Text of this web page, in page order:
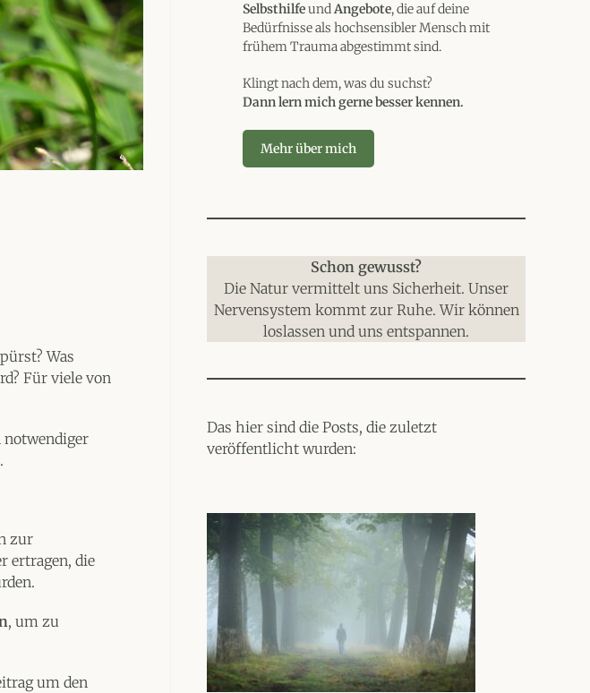
Was
Für viele von
zur
ertragen, die
, um zu
um den
SelbsthilfeundAngebote, die auf deine
Bedürfnisse als hochsensibler Mensch mit
frühem Trauma abgestimmt sind.
Klingt nach dem, was du suchst?
Dann lern mich gerne besser kennen.
Mehr über mich
Schon gewusst?
Die Natur vermittelt uns Sicherheit. Unser
Nervensystem kommt zur Ruhe. Wir können
loslassen und uns entspannen.
Das hier sind die Posts, die zuletzt
veröffentlicht wurden: